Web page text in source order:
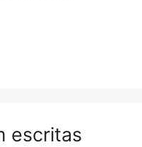
escritas